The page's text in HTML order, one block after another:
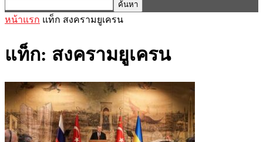
หน้าแรก แท็ก สงครามยูเครน
แท็ก: สงครามยูเครน